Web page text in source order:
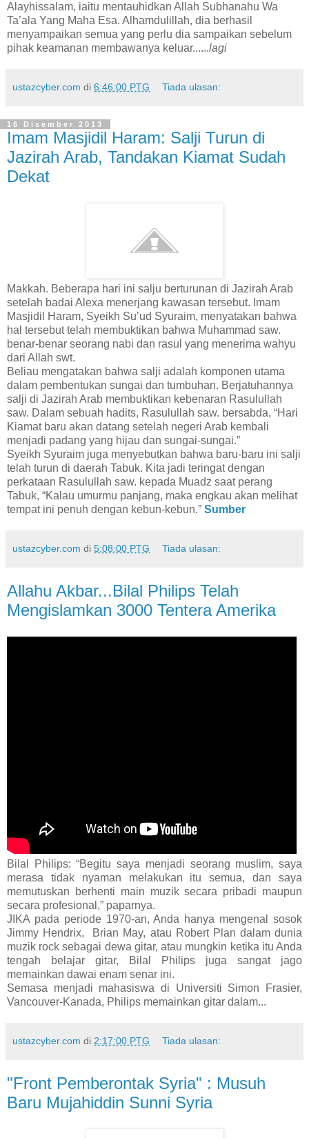
Alayhissalam, iaitu mentauhidkan Allah Subhanahu Wa
Ta’ala Yang Maha Esa. Alhamdulillah, dia berhasil
menyampaikan semua yang perlu dia sampaikan sebelum
pihak keamanan membawanya keluar......lagi
ustazcyber.com di 6:46:00 PTG Tiada ulasan:
16 Disember 2013
Imam Masjidil Haram: Salji Turun di
Jazirah Arab, Tandakan Kiamat Sudah
Dekat
Makkah. Beberapa hari ini salju berturunan di Jazirah Arab
setelah badai Alexa menerjang kawasan tersebut. Imam
Masjidil Haram, Syeikh Su’ud Syuraim, menyatakan bahwa
hal tersebut telah membuktikan bahwa Muhammad saw.
benar-benar seorang nabi dan rasul yang menerima wahyu
dari Allah swt.
Beliau mengatakan bahwa salji adalah komponen utama
dalam pembentukan sungai dan tumbuhan. Berjatuhannya
salji di Jazirah Arab membuktikan kebenaran Rasulullah
saw. Dalam sebuah hadits, Rasulullah saw. bersabda, “Hari
Kiamat baru akan datang setelah negeri Arab kembali
menjadi padang yang hijau dan sungai-sungai.”
Syeikh Syuraim juga menyebutkan bahwa baru-baru ini salji
telah turun di daerah Tabuk. Kita jadi teringat dengan
perkataan Rasulullah saw. kepada Muadz saat perang
Tabuk, “Kalau umurmu panjang, maka engkau akan melihat
tempat ini penuh dengan kebun-kebun.” Sumber
ustazcyber.com di 5:08:00 PTG Tiada ulasan:
Allahu Akbar...Bilal Philips Telah
Mengislamkan 3000 Tentera Amerika
Bilal Philips: “Begitu saya menjadi seorang muslim, saya
merasa tidak nyaman melakukan itu semua, dan saya
memutuskan berhenti main muzik secara pribadi maupun
secara profesional,” paparnya.
JIKA pada periode 1970-an, Anda hanya mengenal sosok
Jimmy Hendrix, Brian May, atau Robert Plan dalam dunia
muzik rock sebagai dewa gitar, atau mungkin ketika itu Anda
tengah belajar gitar, Bilal Philips juga sangat jago
memainkan dawai enam senar ini.
Semasa menjadi mahasiswa di Universiti Simon Frasier,
Vancouver-Kanada, Philips memainkan gitar dalam...
ustazcyber.com di 2:17:00 PTG Tiada ulasan:
"Front Pemberontak Syria" : Musuh
Baru Mujahiddin Sunni Syria